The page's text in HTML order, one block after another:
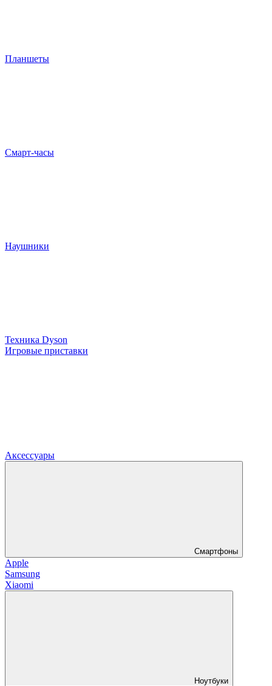
Планшеты
Смарт-часы
Наушники
Техника Dyson
Игровые приставки
Аксессуары
Смартфоны
Apple
Samsung
Xiaomi
Ноутбуки